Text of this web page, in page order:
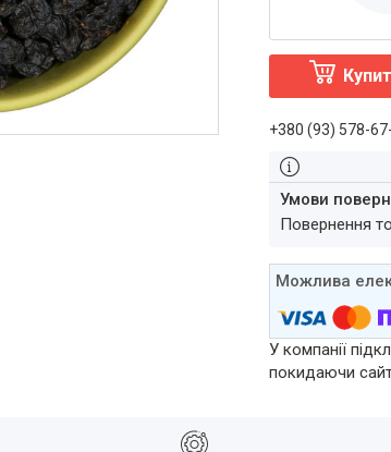
+380 (93) 578-
повернення
У компанії
покидаючи